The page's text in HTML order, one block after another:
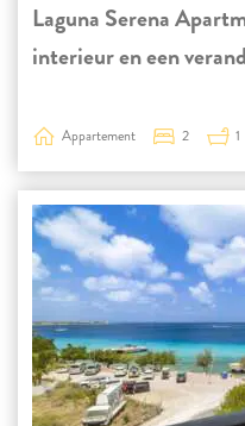
Laguna Serena
interieur en een
Appartement 2 1